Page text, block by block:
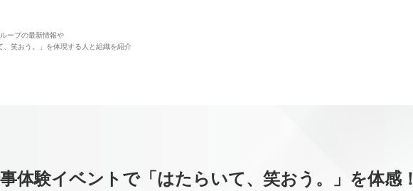
ープの最新情報や
、笑おう。」を体現する人と組織を紹介
体験イベントで「はたらいて、笑おう。」を体感！